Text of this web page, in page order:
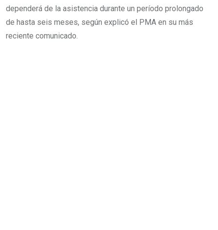
dependerá de la asistencia durante un período prolongado
de hasta seis meses, según explicó el PMA en su más
reciente comunicado.